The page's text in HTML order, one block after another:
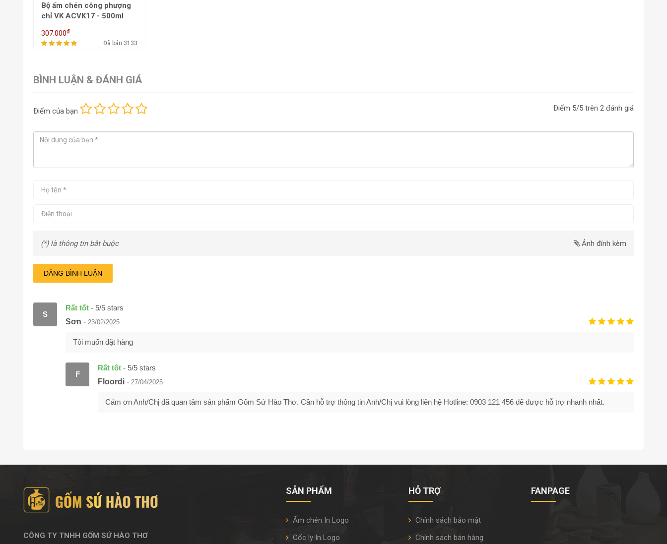
Bộ ấm chén công phượng
chỉ VK ACVK17 - 500ml
307.000₫
Đã bán 3133
BÌNH LUẬN & ĐÁNH GIÁ
Điểm của bạn Điểm 5/5 trên 2 đánh giá
(*) là thông tin bắt buộc Ảnh đính kèm
ĐĂNG BÌNH LUẬN
Rất tốt - 5/5 stars
S
Sơn - 23/02/2025
Tôi muốn đặt hàng
Rất tốt - 5/5 stars
F
Floordi - 27/04/2025
Cảm ơn Anh/Chị đã quan tâm sản phẩm Gốm Sứ Hào Thơ. Cần hỗ trợ thông tin Anh/Chị vui lòng liên hệ Hotline: 0903 121 456 để được hỗ trợ nhanh nhất.
CÔNG TY TNHH GỐM SỨ HÀO THƠ
SẢN PHẨM
Ấm chén In Logo
Cốc ly In Logo
HỖ TRỢ
Chính sách bảo mật
Chính sách bán hàng
FANPAGE